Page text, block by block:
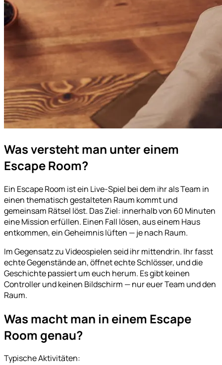
Was versteht man unter einem
Escape Room?
Ein Escape Room ist ein Live-Spiel bei dem ihr als Team in
einen thematisch gestalteten Raum kommt und
gemeinsam Rätsel löst. Das Ziel: innerhalb von 60 Minuten
eine Mission erfüllen. Einen Fall lösen, aus einem Haus
entkommen, ein Geheimnis lüften — je nach Raum.
Im Gegensatz zu Videospielen seid ihr mittendrin. Ihr fasst
echte Gegenstände an, öffnet echte Schlösser, und die
Geschichte passiert um euch herum. Es gibt keinen
Controller und keinen Bildschirm — nur euer Team und den
Raum.
Was macht man in einem Escape
Room genau?
Typische Aktivitäten: